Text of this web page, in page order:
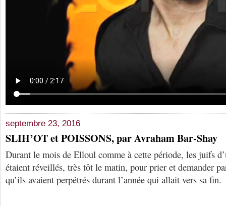
septembre 23, 2016
SLIH’OT et POISSONS, par Avraham Bar-Shay
Durant le mois de Elloul comme à cette période, les juifs
étaient réveillés, très tôt le matin, pour prier et demander
qu’ils avaient perpétrés durant l’année qui allait vers sa fin.